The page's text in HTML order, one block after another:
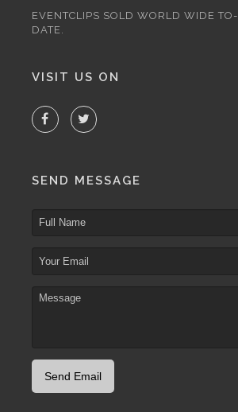
EVENTCLIPS SOLD WORLD WIDE TO-
DATE.
VISIT US ON
SEND MESSAGE